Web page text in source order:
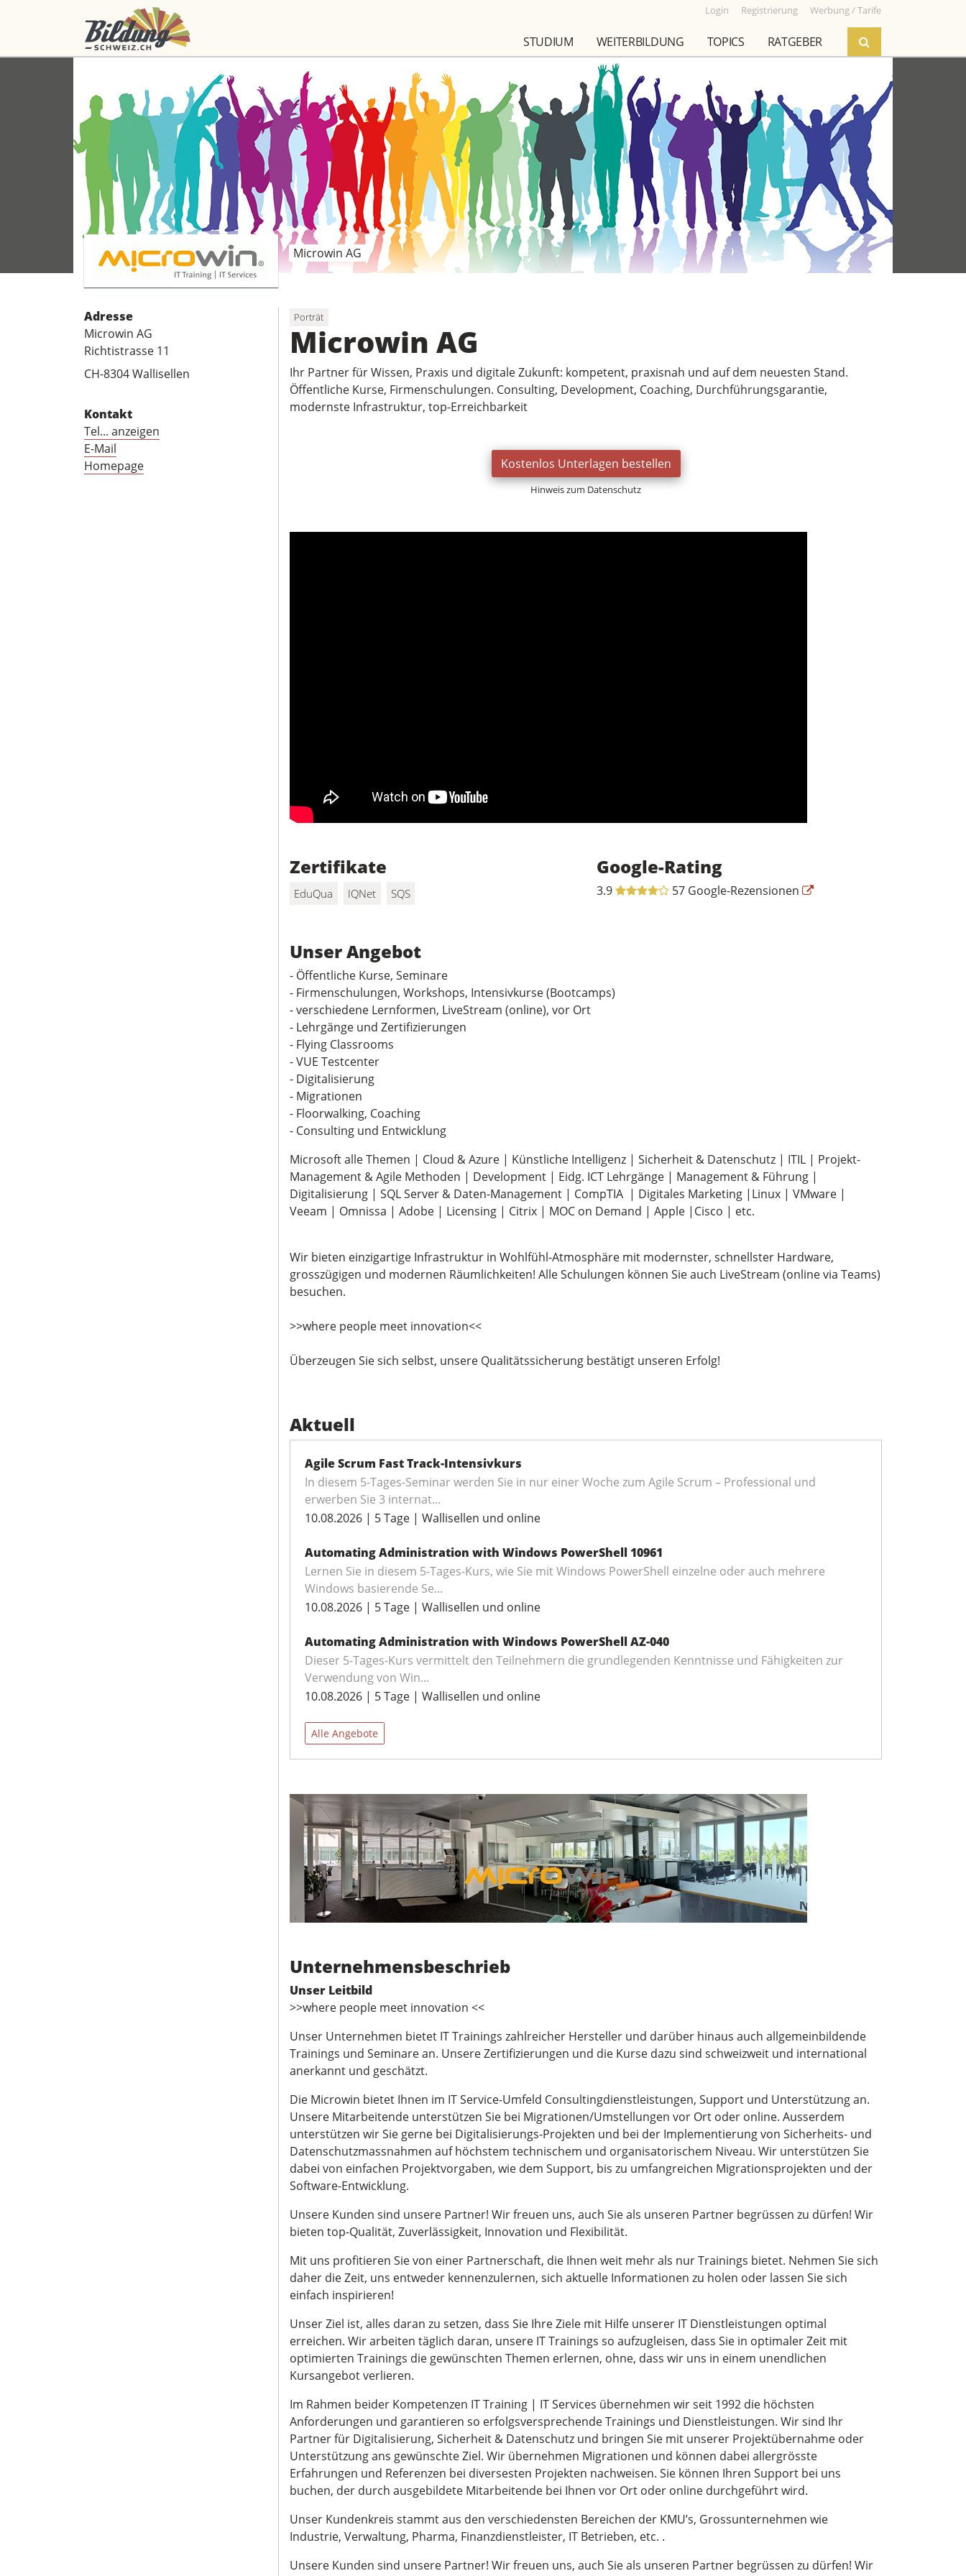
Login Registrierung Werbung / Tarife
STUDIUM WEITERBILDUNG TOPICS RATGEBER
Microwin AG
Adresse
Microwin AG
Richtistrasse 11
CH-8304 Wallisellen
Kontakt
Tel... anzeigen
E-Mail
Homepage
Porträt
Microwin AG
Ihr Partner für Wissen, Praxis und digitale Zukunft: kompetent, praxisnah und auf dem neuesten Stand.
Öffentliche Kurse, Firmenschulungen. Consulting, Development, Coaching, Durchführungsgarantie,
modernste Infrastruktur, top-Erreichbarkeit
Kostenlos Unterlagen bestellen
Hinweis zum Datenschutz
Zertifikate
EduQua IQNet SQS
Google-Rating
3.9 57 Google-Rezensionen
Unser Angebot
- Öffentliche Kurse, Seminare
- Firmenschulungen, Workshops, Intensivkurse (Bootcamps)
- verschiedene Lernformen, LiveStream (online), vor Ort
- Lehrgänge und Zertifizierungen
- Flying Classrooms
- VUE Testcenter
- Digitalisierung
- Migrationen
- Floorwalking, Coaching
- Consulting und Entwicklung
Microsoft alle Themen | Cloud & Azure | Künstliche Intelligenz | Sicherheit & Datenschutz | ITIL | Projekt-
Management & Agile Methoden | Development | Eidg. ICT Lehrgänge | Management & Führung |
Digitalisierung | SQL Server & Daten-Management | CompTIA | Digitales Marketing |Linux | VMware |
Veeam | Omnissa | Adobe | Licensing | Citrix | MOC on Demand | Apple |Cisco | etc.
Wir bieten einzigartige Infrastruktur in Wohlfühl-Atmosphäre mit modernster, schnellster Hardware,
grosszügigen und modernen Räumlichkeiten! Alle Schulungen können Sie auch LiveStream (online via Teams)
besuchen.
>>where people meet innovation<<
Überzeugen Sie sich selbst, unsere Qualitätssicherung bestätigt unseren Erfolg!
Aktuell
Agile Scrum Fast Track-Intensivkurs
In diesem 5-Tages-Seminar werden Sie in nur einer Woche zum Agile Scrum – Professional und
erwerben Sie 3 internat...
10.08.2026 | 5 Tage | Wallisellen und online
Automating Administration with Windows PowerShell 10961
Lernen Sie in diesem 5-Tages-Kurs, wie Sie mit Windows PowerShell einzelne oder auch mehrere
Windows basierende Se...
10.08.2026 | 5 Tage | Wallisellen und online
Automating Administration with Windows PowerShell AZ-040
Dieser 5-Tages-Kurs vermittelt den Teilnehmern die grundlegenden Kenntnisse und Fähigkeiten zur
Verwendung von Win...
10.08.2026 | 5 Tage | Wallisellen und online
Alle Angebote
Unternehmensbeschrieb
Unser Leitbild
>>where people meet innovation <<
Unser Unternehmen bietet IT Trainings zahlreicher Hersteller und darüber hinaus auch allgemeinbildende
Trainings und Seminare an. Unsere Zertifizierungen und die Kurse dazu sind schweizweit und international
anerkannt und geschätzt.
Die Microwin bietet Ihnen im IT Service-Umfeld Consultingdienstleistungen, Support und Unterstützung an.
Unsere Mitarbeitende unterstützen Sie bei Migrationen/Umstellungen vor Ort oder online. Ausserdem
unterstützen wir Sie gerne bei Digitalisierungs-Projekten und bei der Implementierung von Sicherheits- und
Datenschutzmassnahmen auf höchstem technischem und organisatorischem Niveau. Wir unterstützen Sie
dabei von einfachen Projektvorgaben, wie dem Support, bis zu umfangreichen Migrationsprojekten und der
Software-Entwicklung.
Unsere Kunden sind unsere Partner! Wir freuen uns, auch Sie als unseren Partner begrüssen zu dürfen! Wir
bieten top-Qualität, Zuverlässigkeit, Innovation und Flexibilität.
Mit uns profitieren Sie von einer Partnerschaft, die Ihnen weit mehr als nur Trainings bietet. Nehmen Sie sich
daher die Zeit, uns entweder kennenzulernen, sich aktuelle Informationen zu holen oder lassen Sie sich
einfach inspirieren!
Unser Ziel ist, alles daran zu setzen, dass Sie Ihre Ziele mit Hilfe unserer IT Dienstleistungen optimal
erreichen. Wir arbeiten täglich daran, unsere IT Trainings so aufzugleisen, dass Sie in optimaler Zeit mit
optimierten Trainings die gewünschten Themen erlernen, ohne, dass wir uns in einem unendlichen
Kursangebot verlieren.
Im Rahmen beider Kompetenzen IT Training | IT Services übernehmen wir seit 1992 die höchsten
Anforderungen und garantieren so erfolgsversprechende Trainings und Dienstleistungen. Wir sind Ihr
Partner für Digitalisierung, Sicherheit & Datenschutz und bringen Sie mit unserer Projektübernahme oder
Unterstützung ans gewünschte Ziel. Wir übernehmen Migrationen und können dabei allergrösste
Erfahrungen und Referenzen bei diversesten Projekten nachweisen. Sie können Ihren Support bei uns
buchen, der durch ausgebildete Mitarbeitende bei Ihnen vor Ort oder online durchgeführt wird.
Unser Kundenkreis stammt aus den verschiedensten Bereichen der KMU’s, Grossunternehmen wie
Industrie, Verwaltung, Pharma, Finanzdienstleister, IT Betrieben, etc. .
Unsere Kunden sind unsere Partner! Wir freuen uns, auch Sie als unseren Partner begrüssen zu dürfen! Wir